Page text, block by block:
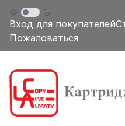
Вход для покупателей
Пожаловаться